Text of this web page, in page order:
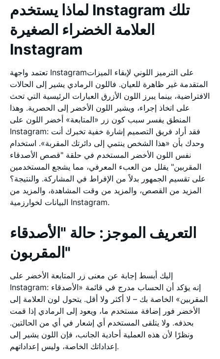
لماذا يستخدم Instagram تلك
العلامة الخضراء الصغيرة
Instagram
تعتمد واجهة Instagramعلى الترميز اللوني لإبقاء الميزات
المتقدمة غير ظاهرة للعيان. فاللون الرمادي يشير إلى الحالات
الافتراضية، بينما يبرز اللون الأزرق العبارات الرئيسية التي تحث
على اتخاذ إجراء، ويشير اللون الأخضر إلى الحصرية. وهذا
المنطق يفسر سبب كون زر «المتابعة» أخضر اللون على
Instagram: فقد أراد فريق التصميم إشارة خفية تخبرك أنت
وحدك بأن «هذا الشخص ينتمي إلى دائرتك المقربة». استخدام
نفس اللون الأخضر المستخدم في حلقة "قصص الأصدقاء
المقربين" يقلل من العبء المعرفي، مما يشجع المستخدمين
على تقسيم الجمهور بدلاً من الإفراط في المشاركة. والنتيجة؟
المزيد من القصص، والمزيد من وقت المشاهدة، والمزيد من
البيانات لخوارزمية Instagram.
التعريف الموجز: حالة "الأصدقاء
المقربون"
إليك أبسط إجابة عن معنى زر المتابعة الأخضر على
Instagram: إنه يؤكد أن الحساب مدرج في قائمة «الأصدقاء
المقربين» الخاصة بك – لا أكثر ولا أقل. يتحول لون العلامة إلى
الأخضر فور إضافة مستخدم ما، ويعود إلى الرمادي إذا قمت
بحذفه. ولا يتلقى المستخدم أي إشعار في أي من الحالتين.
ونظرًا لأن هذه العملية أحادية الجانب، فإن اللون يشير إلى
إعداداتك الخاصة، وليس إعداداتهم.